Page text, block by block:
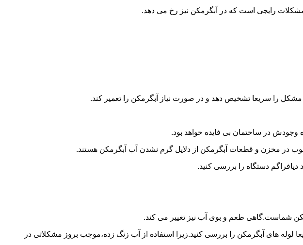
رایجی است که در آبگرمکن نیز رخ می دهد.
را سریعا تشخیص دهد و در صورت نیاز آبگرمکن را تعمیر کند.
وجودش در ساختمان بی فایده خواهد بود.
در مخزن و قطعات آبگرمکن از دلایل گرم نشدن آب آبگرمکن هستند.
دستگاه را بررسی کنید.
شماست.گاهی طعم و بوی آب نیز تغییر می کند.
های آبگرمکن را بررسی کنید.زیرا استفاده از آب زنگ زده،موجب بروز مشکلاتی در